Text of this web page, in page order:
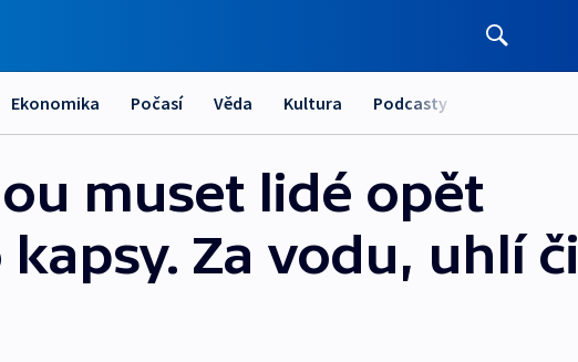
Ekonomika Počasí Věda Kultura Podcasty
muset lidé opět
Za vodu, uhlí či